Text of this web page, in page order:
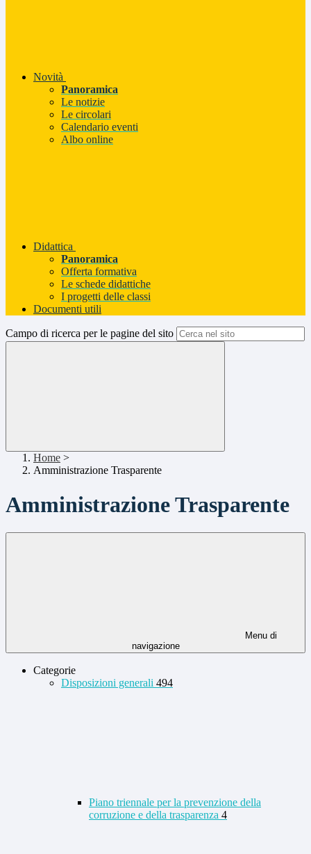
Novità
Panoramica
Le notizie
Le circolari
Calendario eventi
Albo online
Didattica
Panoramica
Offerta formativa
Le schede didattiche
I progetti delle classi
Documenti utili
Campo di ricerca per le pagine del sito
Home >
Amministrazione Trasparente
Amministrazione Trasparente
Menu di
navigazione
Categorie
Disposizioni generali 494
Piano triennale per la prevenzione della
corruzione e della trasparenza 4